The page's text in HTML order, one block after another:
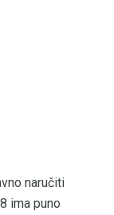
naručiti
ima puno